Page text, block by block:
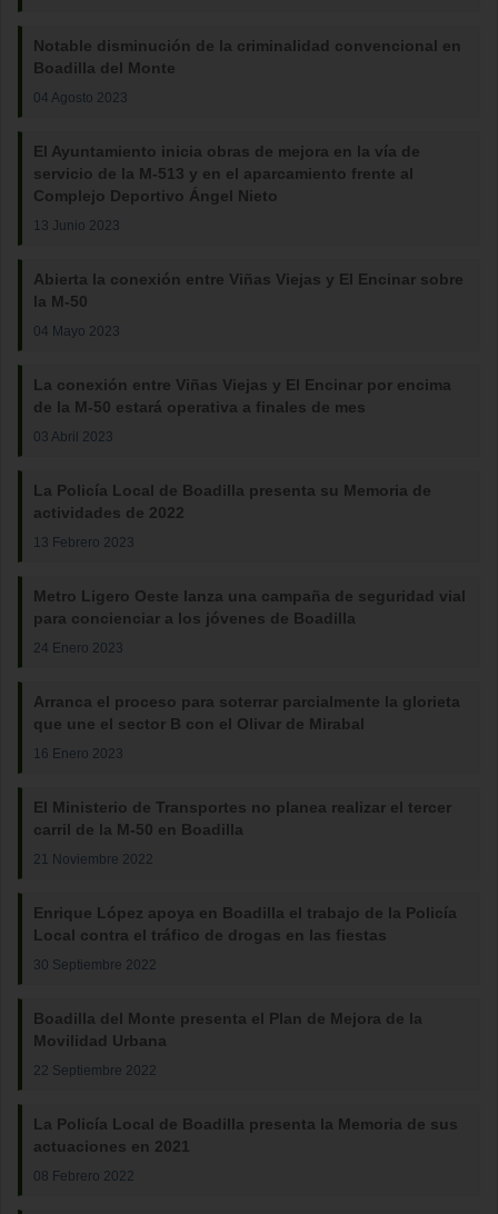
Notable disminución de la criminalidad convencional en
Boadilla del Monte
04 Agosto 2023
El Ayuntamiento inicia obras de mejora en la vía de
servicio de la M-513 y en el aparcamiento frente al
Complejo Deportivo Ángel Nieto
13 Junio 2023
Abierta la conexión entre Viñas Viejas y El Encinar sobre
la M-50
04 Mayo 2023
La conexión entre Viñas Viejas y El Encinar por encima
de la M-50 estará operativa a finales de mes
03 Abril 2023
La Policía Local de Boadilla presenta su Memoria de
actividades de 2022
13 Febrero 2023
Metro Ligero Oeste lanza una campaña de seguridad vial
para concienciar a los jóvenes de Boadilla
24 Enero 2023
Arranca el proceso para soterrar parcialmente la glorieta
que une el sector B con el Olivar de Mirabal
16 Enero 2023
El Ministerio de Transportes no planea realizar el tercer
carril de la M-50 en Boadilla
21 Noviembre 2022
Enrique López apoya en Boadilla el trabajo de la Policía
Local contra el tráfico de drogas en las fiestas
30 Septiembre 2022
Boadilla del Monte presenta el Plan de Mejora de la
Movilidad Urbana
22 Septiembre 2022
La Policía Local de Boadilla presenta la Memoria de sus
actuaciones en 2021
08 Febrero 2022